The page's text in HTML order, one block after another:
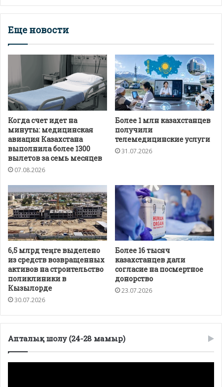
Еще новости
Когда счет идет на
минуты: медицинская
авиация Казахстана
выполнила более 1300
вылетов за семь месяцев
07.08.2026
Более 1 млн казахстанцев
получили
телемедицинские услуги
31.07.2026
6,5 млрд теңге выделено
из средств возвращенных
активов на строительство
поликлиники в
Кызылорде
30.07.2026
Более 16 тысяч
казахстанцев дали
согласие на посмертное
донорство
23.07.2026
Апталық шолу (24-28 мамыр)